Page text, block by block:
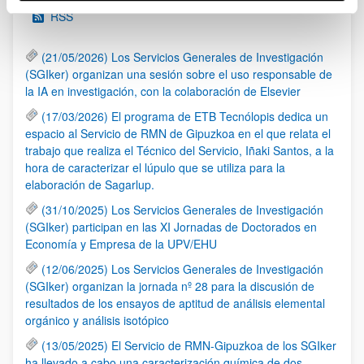
RSS
(21/05/2026) Los Servicios Generales de Investigación
(SGIker) organizan una sesión sobre el uso responsable de
la IA en investigación, con la colaboración de Elsevier
(17/03/2026) El programa de ETB Tecnólopis dedica un
espacio al Servicio de RMN de Gipuzkoa en el que relata el
trabajo que realiza el Técnico del Servicio, Iñaki Santos, a la
hora de caracterizar el lúpulo que se utiliza para la
elaboración de Sagarlup.
(31/10/2025) Los Servicios Generales de Investigación
(SGIker) participan en las XI Jornadas de Doctorados en
Economía y Empresa de la UPV/EHU
(12/06/2025) Los Servicios Generales de Investigación
(SGIker) organizan la jornada nº 28 para la discusión de
resultados de los ensayos de aptitud de análisis elemental
orgánico y análisis isotópico
(13/05/2025) El Servicio de RMN-Gipuzkoa de los SGIker